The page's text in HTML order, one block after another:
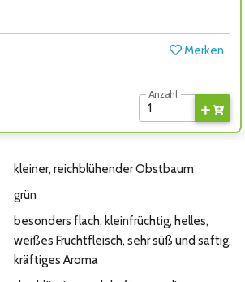
Merken
Anzahl
kleiner, reichblühender Obstbaum
grün
besonders flach, kleinfrüchtig, helles,
weißes Fruchtfleisch, sehr süß und saftig,
kräftiges Aroma